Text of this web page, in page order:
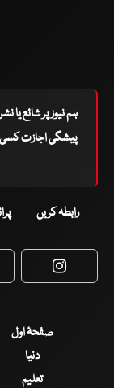
ہم نیوز پر شائع یا
پیشگی اجازت کسی
رابطہ کریں
صفحۂ اول
دنیا
تعلیم